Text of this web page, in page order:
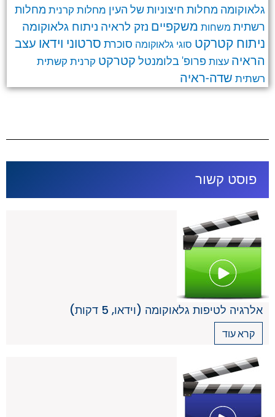
גלאוקומה מחלות חיצוניות של העין מחלות קרנית מחלות
רשתית משחות משקפיים נזק לראיה ניתוח גלאוקומה
ניתוח קטרקט סוגי גלאוקומה סוכרת סרטוני וידאו עצב
הראיה עצות פרופ' בלומנטל קטרקט קרנית קשתית
רשתית שדה-ראיה
פוסט קשור
אלרגיה לטיפות גלאוקומה (וידאו, 5 דקות)
קרא עוד